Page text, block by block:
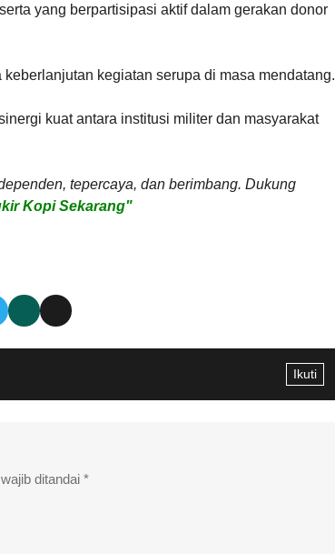
yang berpartisipasi aktif dalam gerakan donor
kegiatan serupa di masa mendatang.
kuat antara institusi militer dan masyarakat
tepercaya, dan berimbang. Dukung
Kopi Sekarang"
Ikuti
ditandai *